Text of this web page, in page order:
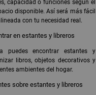
capacidad o funciones según el
disponible. Así será más fácil
con tu necesidad real.
en estantes y libreros
puedes encontrar estantes y
libros, objetos decorativos y
ambientes del hogar.
sobre estantes y libreros